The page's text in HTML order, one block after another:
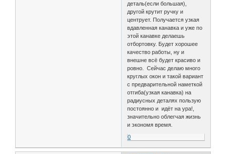
деталь(если большая),
другой крутит ручку и
центрует. Получается узкая
вдавленная канавка и уже по
этой канавке делаешь
отбортовку. Будет хорошее
качество работы, ну и
внешне всё будет красиво и
ровно. Сейчас делаю много
круглых окон и такой вариант
с предварительной наметкой
отгиба(узкая канавка) на
радиусных деталях пользую
постоянно и идёт на ура!,
значительно облегчая жизнь
и экономя время.
0